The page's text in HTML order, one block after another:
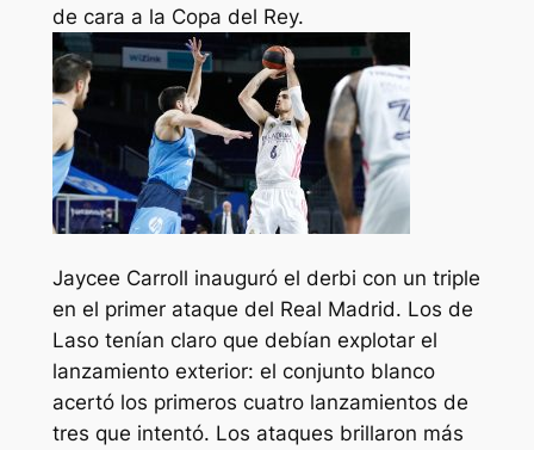
de cara a la Copa del Rey.
Jaycee Carroll inauguró el derbi con un triple
en el primer ataque del Real Madrid. Los de
Laso tenían claro que debían explotar el
lanzamiento exterior: el conjunto blanco
acertó los primeros cuatro lanzamientos de
tres que intentó. Los ataques brillaron más